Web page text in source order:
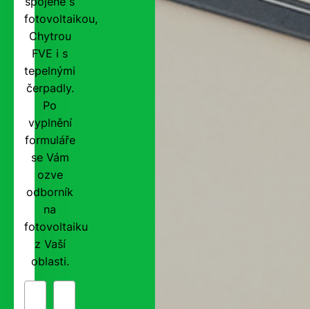
fotovoltaikou,
Chytrou
FVE i s
tepelnými
čerpadly.
Po
vyplnění
formuláře
se Vám
ozve
odborník
na
fotovoltaiku
z Vaší
oblasti.